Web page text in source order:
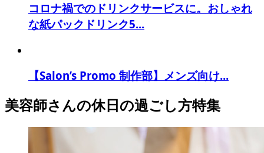
コロナ禍でのドリンクサービスに。おしゃれ
な紙パックドリンク5...
【Salon’s Promo 制作部】メンズ向け...
美容師さんの休日の過ごし方特集